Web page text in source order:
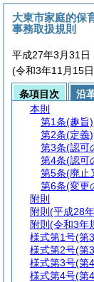
大東市家庭的保
事務取扱規則
平成27年3月31
(令和3年11月15
条項目次
沿
本則
第1条(趣旨)
第2条(定義)
第3条(認可
第4条(認可
第5条(廃止
第6条(変更
附則
附則 (平成28
附則 (令和3年
様式第1号(第
様式第2号(第
様式第3号(第
様式第4号(第